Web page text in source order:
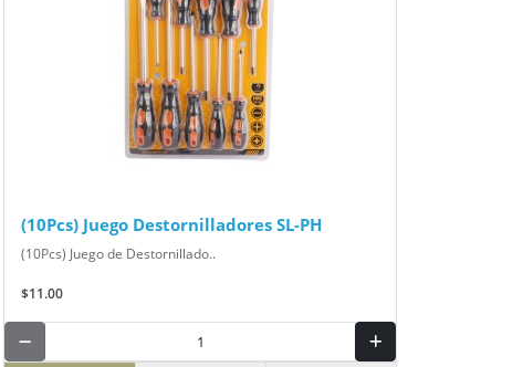
(10Pcs) Juego Destornilladores SL-PH
(10Pcs) Juego de Destornillado..
$11.00